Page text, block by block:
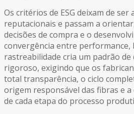
Os critérios de ESG deixam de ser
reputacionais e passam a
decisões de compra e o
convergência entre performance,
rastreabilidade cria um padrão
rigoroso, exigindo que os
total transparência, o ciclo
origem responsável das fibras e
de cada etapa do processo